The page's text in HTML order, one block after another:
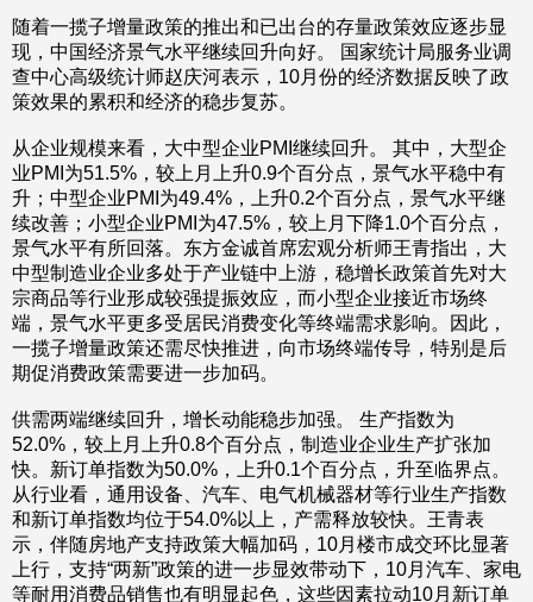
随着一揽子增量政策的推出和已出台的存量政策效应逐步显
现，中国经济景气水平继续回升向好。 国家统计局服务业调
查中心高级统计师赵庆河表示，10月份的经济数据反映了政
策效果的累积和经济的稳步复苏。
从企业规模来看，大中型企业PMI继续回升。 其中，大型企
业PMI为51.5%，较上月上升0.9个百分点，景气水平稳中有
升；中型企业PMI为49.4%，上升0.2个百分点，景气水平继
续改善；小型企业PMI为47.5%，较上月下降1.0个百分点，
景气水平有所回落。东方金诚首席宏观分析师王青指出，大
中型制造业企业多处于产业链中上游，稳增长政策首先对大
宗商品等行业形成较强提振效应，而小型企业接近市场终
端，景气水平更多受居民消费变化等终端需求影响。因此，
一揽子增量政策还需尽快推进，向市场终端传导，特别是后
期促消费政策需要进一步加码。
供需两端继续回升，增长动能稳步加强。 生产指数为
52.0%，较上月上升0.8个百分点，制造业企业生产扩张加
快。新订单指数为50.0%，上升0.1个百分点，升至临界点。
从行业看，通用设备、汽车、电气机械器材等行业生产指数
和新订单指数均位于54.0%以上，产需释放较快。王青表
示，伴随房地产支持政策大幅加码，10月楼市成交环比显著
上行，支持“两新”政策的进一步显效带动下，10月汽车、家电
等耐用消费品销售也有明显起色，这些因素拉动10月新订单